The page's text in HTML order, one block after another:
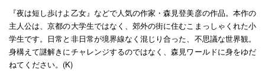
『夜は短し歩けよ乙女』などで人気の作家・森見登美彦の作品。本作の
主人公は、京都の大学生ではなく、郊外の街に住むこまっしゃくれた小
学生です。日常と非日常が境界線なく混じり合った、不思議な世界観。
身構えて謎解きにチャレンジするのではなく、森見ワールドに身をゆだ
ねてください。(K)